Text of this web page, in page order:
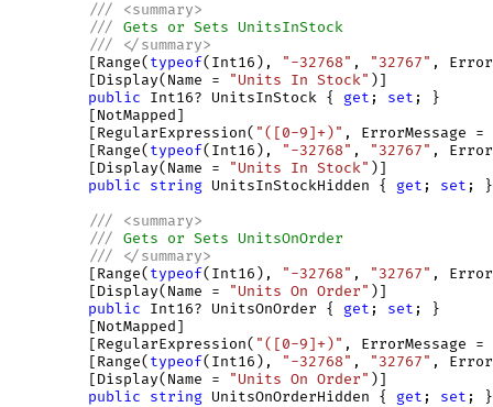
///
<summary>
///
Gets or Sets UnitsInStock
///
</summary>
[Range( typeof(Int16), "-32768" , "32767" ,
[Display(Name =
"Units In Stock" )]
public Int16? UnitsInStock { get ; set ; }
[NotMapped]
[RegularExpression( "([0-9]+)" , ErrorMessage =
[Range( typeof(Int16), "-32768" , "32767" ,
[Display(Name =
"Units In Stock" )]
public
string UnitsInStockHidden { get ; set ;
///
<summary>
///
Gets or Sets UnitsOnOrder
///
</summary>
[Range( typeof(Int16), "-32768" , "32767" ,
[Display(Name =
"Units On Order" )]
public Int16? UnitsOnOrder { get ; set ; }
[NotMapped]
[RegularExpression( "([0-9]+)" , ErrorMessage =
[Range( typeof(Int16), "-32768" , "32767" ,
[Display(Name =
"Units On Order" )]
public
string UnitsOnOrderHidden { get ; set ;